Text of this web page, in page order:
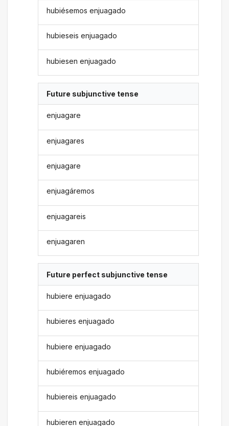
hubiésemos enjuagado
hubieseis enjuagado
hubiesen enjuagado
Future subjunctive tense
enjuagare
enjuagares
enjuagare
enjuagáremos
enjuagareis
enjuagaren
Future perfect subjunctive tense
hubiere enjuagado
hubieres enjuagado
hubiere enjuagado
hubiéremos enjuagado
hubiereis enjuagado
hubieren enjuagado